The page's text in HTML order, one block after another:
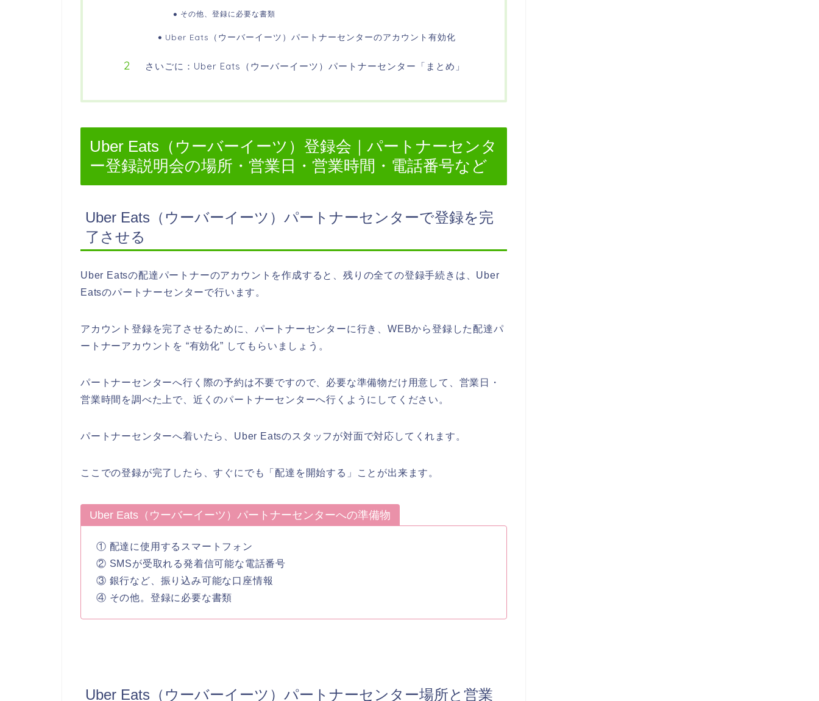
その他、登録に必要な書類
Uber Eats（ウーバーイーツ）パートナーセンターのアカウント有効化
さいごに：Uber Eats（ウーバーイーツ）パートナーセンター「まとめ」
Uber Eats（ウーバーイーツ）登録会｜パートナーセンタ
ー登録説明会の場所・営業日・営業時間・電話番号など
Uber Eats（ウーバーイーツ）パートナーセンターで登録を完
了させる
Uber Eatsの配達パートナーのアカウントを作成すると、残りの全ての登録手続きは、Uber
Eatsのパートナーセンターで行います。
アカウント登録を完了させるために、パートナーセンターに行き、WEBから登録した配達パ
ートナーアカウントを “有効化” してもらいましょう。
パートナーセンターへ行く際の予約は不要ですので、必要な準備物だけ用意して、営業日・
営業時間を調べた上で、近くのパートナーセンターへ行くようにしてください。
パートナーセンターへ着いたら、Uber Eatsのスタッフが対面で対応してくれます。
ここでの登録が完了したら、すぐにでも「配達を開始する」ことが出来ます。
Uber Eats（ウーバーイーツ）パートナーセンターへの準備物
① 配達に使用するスマートフォン
② SMSが受取れる発着信可能な電話番号
③ 銀行など、振り込み可能な口座情報
④ その他。登録に必要な書類
Uber Eats（ウーバーイーツ）パートナーセンター場所と営業